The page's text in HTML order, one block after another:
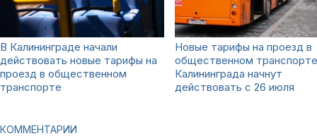
В Калининграде начали
действовать новые тарифы на
проезд в общественном
транспорте
Новые тарифы на проезд в
общественном транспорте
Калининграда начнут
действовать с 26 июля
КОММЕНТАРИИ